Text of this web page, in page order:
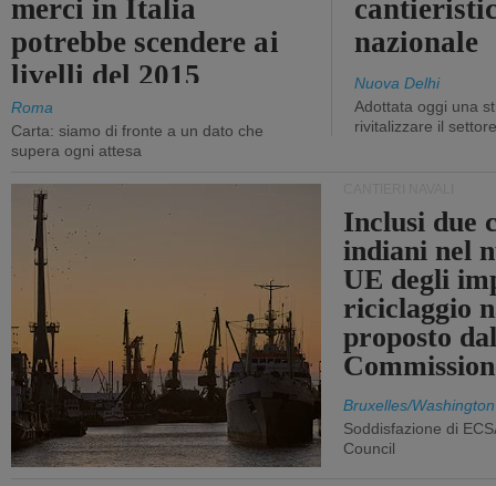
merci in Italia
potrebbe scendere ai
livelli del 2015
Roma
Carta: siamo di fronte a un dato che
supera ogni attesa
nazionale
Nuova Delhi
Adottata oggi una
rivitalizzare il settore
Inclusi due
indiani nel
UE degli
riciclaggio
proposto
Bruxelles/Washington
Soddisfazione di
Council